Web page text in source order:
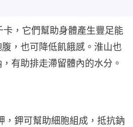
卡，它們幫助身體產生豐足能
，也可降低飢餓感。淮山也
有助排走滯留體內的水分。
，鉀可幫助細胞組成，抵抗鈉